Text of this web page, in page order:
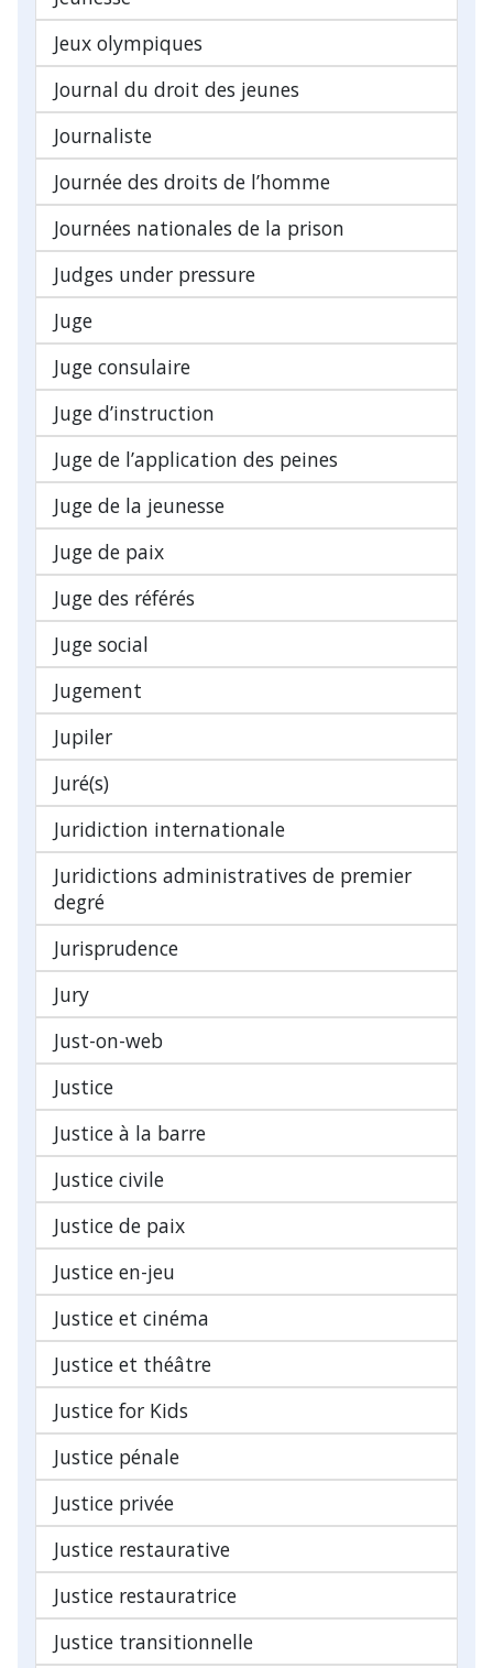
Jeux olympiques
Journal du droit des jeunes
Journaliste
Journée des droits de l’homme
Journées nationales de la prison
Judges under pressure
Juge
Juge consulaire
Juge d’instruction
Juge de l’application des peines
Juge de la jeunesse
Juge de paix
Juge des référés
Juge social
Jugement
Jupiler
Juré(s)
Juridiction internationale
Juridictions administratives de premier
degré
Jurisprudence
Jury
Just-on-web
Justice
Justice à la barre
Justice civile
Justice de paix
Justice en-jeu
Justice et cinéma
Justice et théâtre
Justice for Kids
Justice pénale
Justice privée
Justice restaurative
Justice restauratrice
Justice transitionnelle